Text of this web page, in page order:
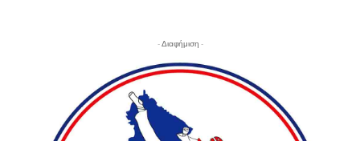
- Διαφήμιση -